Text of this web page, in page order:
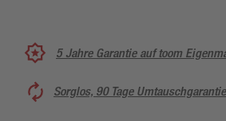
5 Jahre Garantie auf toom
Sorglos, 90 Tage Umtauschgarantie